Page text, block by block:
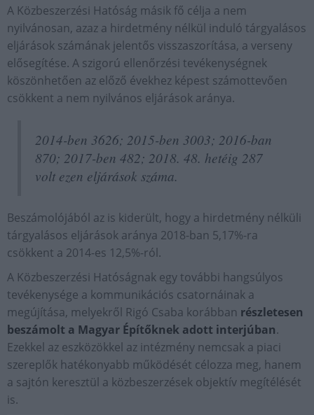
A Közbeszerzési Hatóság másik fő célja a nem
nyilvánosan, azaz a hirdetmény nélkül induló tárgyalásos
eljárások számának jelentős visszaszorítása, a verseny
elősegítése. A szigorú ellenőrzési tevékenységnek
köszönhetően az előző évekhez képest számottevően
csökkent a nem nyilvános eljárások aránya.
2014-ben 3626; 2015-ben 3003; 2016-ban
870; 2017-ben 482; 2018. 48. hetéig 287
volt ezen eljárások száma.
Beszámolójából az is kiderült, hogy a hirdetmény nélküli
tárgyalásos eljárások aránya 2018-ban 5,17%-ra
csökkent a 2014-es 12,5%-ról.
A Közbeszerzési Hatóságnak egy további hangsúlyos
tevékenysége a kommunikációs csatornáinak a
megújítása, melyekről Rigó Csaba korábban részletesen
beszámolt a Magyar Építőknek adott interjúban.
Ezekkel az eszközökkel az intézmény nemcsak a piaci
szereplők hatékonyabb működését célozza meg, hanem
a sajtón keresztül a közbeszerzések objektív megítélését
is.